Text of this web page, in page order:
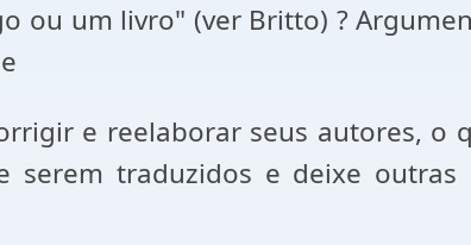
um livro" (ver Britto) ?
e reelaborar seus autores, o
serem traduzidos e deixe